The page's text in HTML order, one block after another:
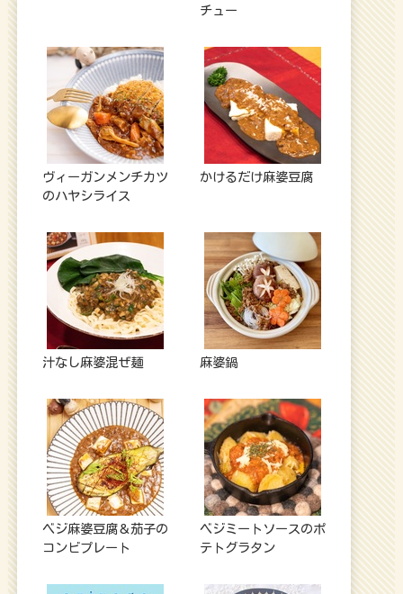
チュー
ヴィーガンメンチカツ
のハヤシライス
かけるだけ麻婆豆腐
汁なし麻婆混ぜ麺 麻婆鍋
ベジ麻婆豆腐＆茄子の
コンビプレート
ベジミートソースのポ
テトグラタン